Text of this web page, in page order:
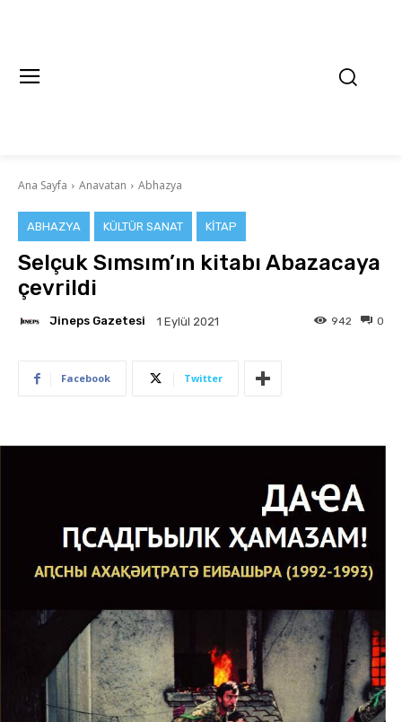
Ana Sayfa Anavatan Abhazya
ABHAZYA KÜLTÜR SANAT KITAP
Selçuk Sımsım’ın kitabı Abazacaya
çevrildi
Jineps Gazetesi 1 Eylül 2021 0
942
Facebook Twitter